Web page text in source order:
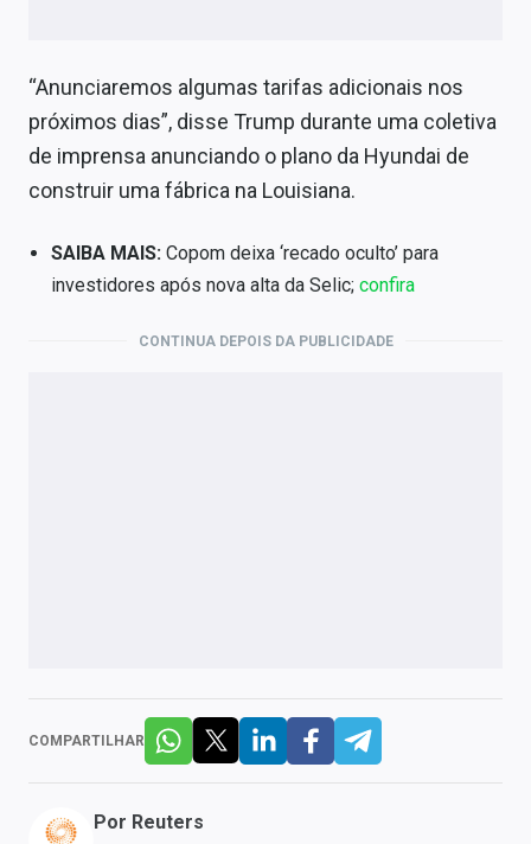
Conteúdo de Marca
Sobre
Contato
“Anunciaremos algumas tarifas adicionais nos
próximos dias”, disse Trump durante uma coletiva
de imprensa anunciando o plano da Hyundai de
construir uma fábrica na Louisiana.
SAIBA MAIS:Copom deixa ‘recado oculto’ para
investidores após nova alta da Selic;confira
CONTINUA DEPOIS DA PUBLICIDADE
COMPARTILHAR
Por Reuters